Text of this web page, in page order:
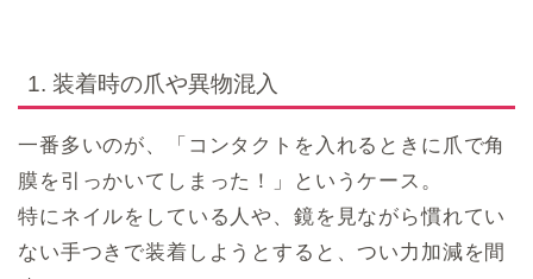
1. 装着時の爪や異物混入
一番多いのが、「コンタクトを入れるときに爪で角
膜を引っかいてしまった！」というケース。
特にネイルをしている人や、鏡を見ながら慣れてい
ない手つきで装着しようとすると、つい力加減を間